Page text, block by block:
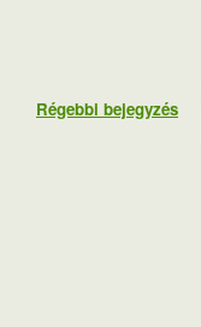
Régebbi bejegyzés